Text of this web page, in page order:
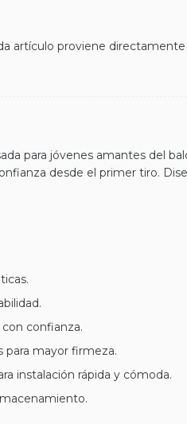
artículo proviene
para jóvenes amantes del
desde el primer tiro.
confianza.
para mayor firmeza.
instalación rápida y cómoda.